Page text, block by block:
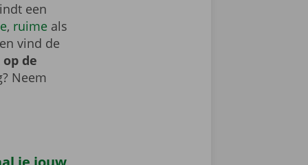
een
, ruimeals
vind de
de
Neem